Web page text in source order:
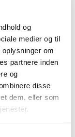
og
medier og til
om
partnere inden
og
disse
dem, eller som
Vor Frue
Lasse
- Den umulige
om